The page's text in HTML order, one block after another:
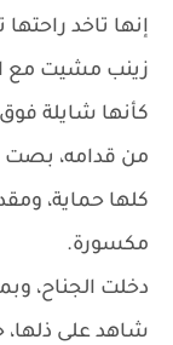
إنها تاخد
زينب مشيت مع
كأنها شايلة
من قدامه، بصت
كلها حماية،
مكسورة.
دخلت الجناح،
شاهد على